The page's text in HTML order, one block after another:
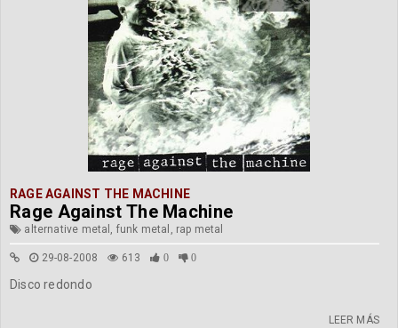
RAGE AGAINST THE MACHINE
Rage Against The Machine
alternative metal, funk metal, rap metal
29-08-2008 613 0 0
Disco redondo
LEER MÁS